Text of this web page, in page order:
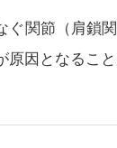
ぐ関節（肩鎖
原因となること